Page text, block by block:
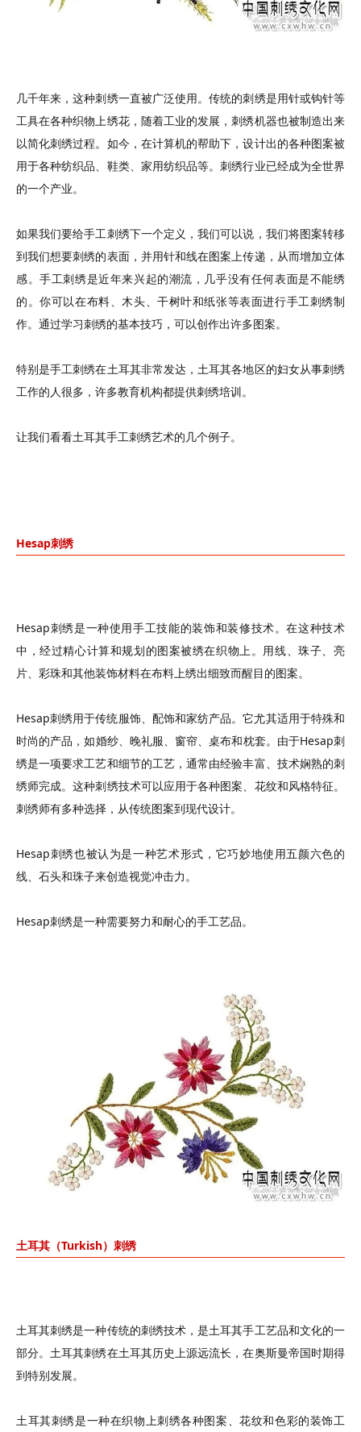
几千年来，这种刺绣一直被广泛使用。传统的刺绣是用针或钩针等
工具在各种织物上绣花，随着工业的发展，刺绣机器也被制造出来
以简化刺绣过程。如今，在计算机的帮助下，设计出的各种图案被
用于各种纺织品、鞋类、家用纺织品等。刺绣行业已经成为全世界
的一个产业。
如果我们要给手工刺绣下一个定义，我们可以说，我们将图案转移
到我们想要刺绣的表面，并用针和线在图案上传递，从而增加立体
感。手工刺绣是近年来兴起的潮流，几乎没有任何表面是不能绣
的。你可以在布料、木头、干树叶和纸张等表面进行手工刺绣制
作。通过学习刺绣的基本技巧，可以创作出许多图案。
特别是手工刺绣在土耳其非常发达，土耳其各地区的妇女从事刺绣
工作的人很多，许多教育机构都提供刺绣培训。
让我们看看土耳其手工刺绣艺术的几个例子。
Hesap刺绣
Hesap刺绣是一种使用手工技能的装饰和装修技术。在这种技术
中，经过精心计算和规划的图案被绣在织物上。用线、珠子、亮
片、彩珠和其他装饰材料在布料上绣出细致而醒目的图案。
Hesap刺绣用于传统服饰、配饰和家纺产品。它尤其适用于特殊和
时尚的产品，如婚纱、晚礼服、窗帘、桌布和枕套。由于Hesap刺
绣是一项要求工艺和细节的工艺，通常由经验丰富、技术娴熟的刺
绣师完成。这种刺绣技术可以应用于各种图案、花纹和风格特征。
刺绣师有多种选择，从传统图案到现代设计。
Hesap刺绣也被认为是一种艺术形式，它巧妙地使用五颜六色的
线、石头和珠子来创造视觉冲击力。
Hesap刺绣是一种需要努力和耐心的手工艺品。
土耳其（Turkish）刺绣
土耳其刺绣是一种传统的刺绣技术，是土耳其手工艺品和文化的一
部分。土耳其刺绣在土耳其历史上源远流长，在奥斯曼帝国时期得
到特别发展。
土耳其刺绣是一种在织物上刺绣各种图案、花纹和色彩的装饰工